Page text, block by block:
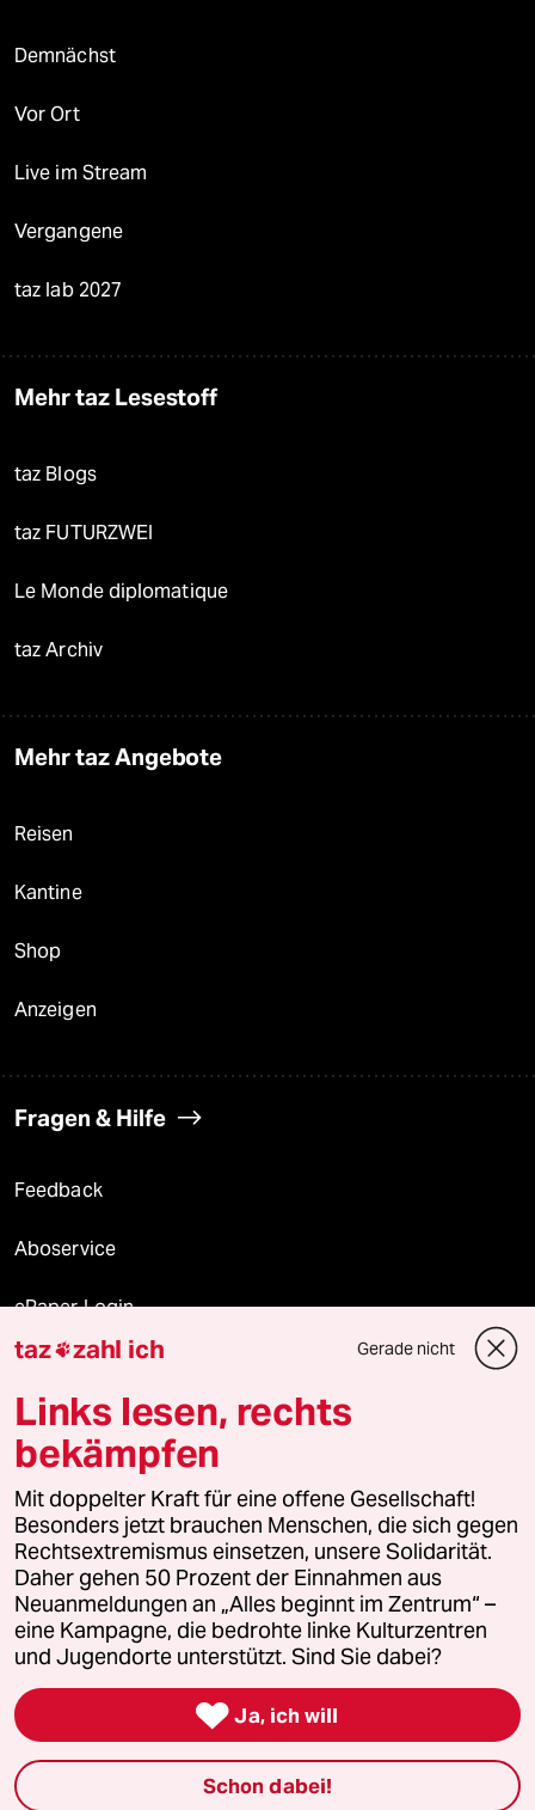
Demnächst
Vor Ort
Live im Stream
Vergangene
taz lab 2027
Mehr taz Lesestoff
taz Blogs
taz FUTURZWEI
Le Monde diplomatique
taz Archiv
Mehr taz Angebote
Reisen
Kantine
Shop
Anzeigen
Fragen & Hilfe
Feedback
Aboservice
ePaper Login
Downloads für Abonnierende
© 2026 taz Verlags und Vertriebs GmbH
Alle Rechte vorbehalten. Bei rechtlichen Fragen oder für Genehmigungen
wenden Sie sich bitte an
lizenzen@taz.de
Feedback Redaktionsstatut Kommune-Richtlinien
Leitlinie Informant Datenschutz Impressum AGB
Seitenwende Einwilligungen widerrufen (Ads)
taz zahl ich Gerade nicht
Links lesen, rechts
bekämpfen
Mit doppelter Kraft für eine offene Gesellschaft!
Besonders jetzt brauchen Menschen, die sich gegen
Rechtsextremismus einsetzen, unsere Solidarität.
Daher gehen 50 Prozent der Einnahmen aus
Neuanmeldungen an „Alles beginnt im Zentrum“ –
eine Kampagne, die bedrohte linke Kulturzentren
und Jugendorte unterstützt. Sind Sie dabei?
 Ja, ich will
Schon dabei!